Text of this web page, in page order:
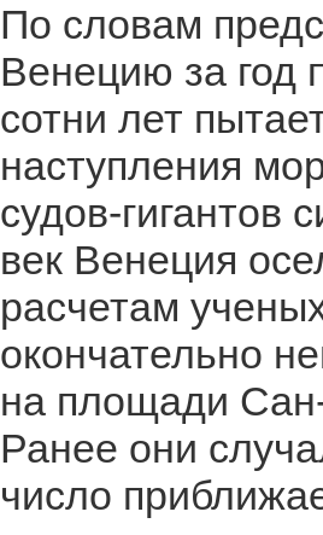
По словам
Венецию за год
сотни лет
наступления
судов-гигантов
век Венеция
расчетам
окончательно
на площади
Ранее они
число